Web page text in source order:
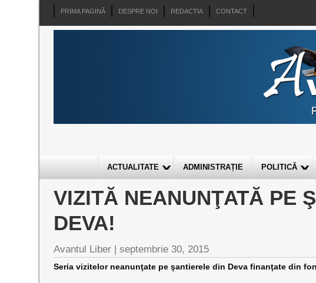
PRIMA PAGINĂ DESPRE NOI REDACTIA CONTACT
ACTUALITATE ADMINISTRAȚIE POLITICĂ
VIZITĂ NEANUNŢATĂ PE
DEVA!
Avantul Liber |septembrie 30, 2015
Seria vizitelor neanunţate pe şantierele din Deva finanţate din